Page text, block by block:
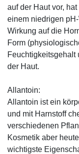
auf der Haut vor,
einem niedrigen
Wirkung auf die
Form
Feuchtigkeitsgehalt
der Haut.
Allantoin:
Allantoin ist ein
und mit Harnstoff
verschiedenen
Kosmetik aber
wichtigste